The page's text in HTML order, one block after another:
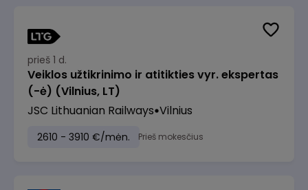
prieš 1 d.
Veiklos užtikrinimo ir atitikties vyr. ekspertas
(-ė) (Vilnius, LT)
JSC Lithuanian Railways Vilnius
2610 - 3910 €/mėn. Prieš mokesčius